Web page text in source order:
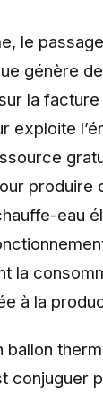
le
génère
la facture
exploite
produire
eau
la
à la
ballon
conjuguer